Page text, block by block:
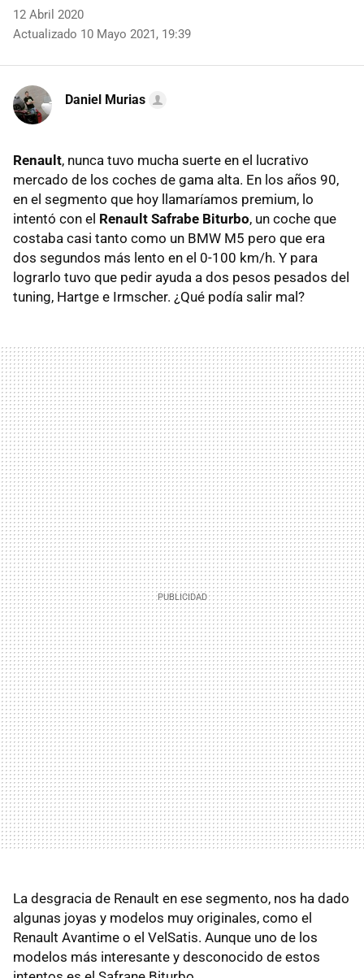
12 Abril 2020
Actualizado 10 Mayo 2021, 19:39
Daniel Murias
Renault, nunca tuvo mucha suerte en el lucrativo
mercado de los coches de gama alta. En los años 90,
en el segmento que hoy llamaríamos premium, lo
intentó con el Renault Safrabe Biturbo, un coche que
costaba casi tanto como un BMW M5 pero que era
dos segundos más lento en el 0-100 km/h. Y para
lograrlo tuvo que pedir ayuda a dos pesos pesados del
tuning, Hartge e Irmscher. ¿Qué podía salir mal?
La desgracia de Renault en ese segmento, nos ha dado
algunas joyas y modelos muy originales, como el
Renault Avantime o el VelSatis. Aunque uno de los
modelos más interesante y desconocido de estos